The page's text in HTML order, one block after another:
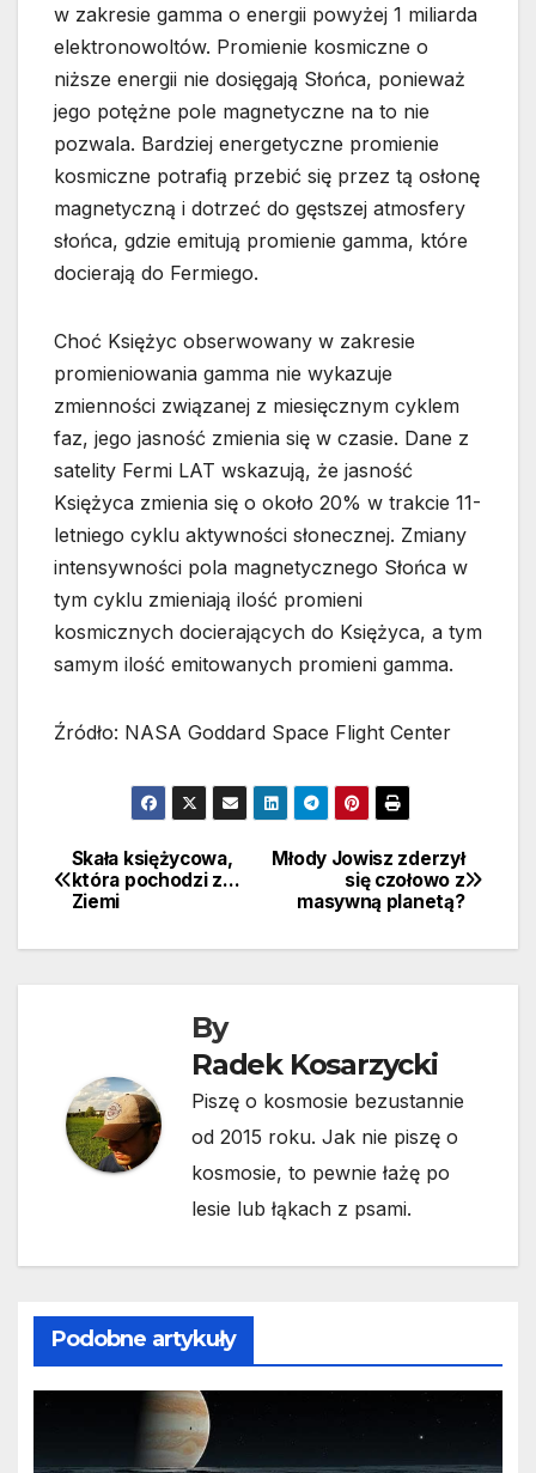
w zakresie gamma o energii powyżej 1 miliarda
elektronowoltów. Promienie kosmiczne o
niższe energii nie dosięgają Słońca, ponieważ
jego potężne pole magnetyczne na to nie
pozwala. Bardziej energetyczne promienie
kosmiczne potrafią przebić się przez tą osłonę
magnetyczną i dotrzeć do gęstszej atmosfery
słońca, gdzie emitują promienie gamma, które
docierają do Fermiego.
Choć Księżyc obserwowany w zakresie
promieniowania gamma nie wykazuje
zmienności związanej z miesięcznym cyklem
faz, jego jasność zmienia się w czasie. Dane z
satelity Fermi LAT wskazują, że jasność
Księżyca zmienia się o około 20% w trakcie 11-
letniego cyklu aktywności słonecznej. Zmiany
intensywności pola magnetycznego Słońca w
tym cyklu zmieniają ilość promieni
kosmicznych docierających do Księżyca, a tym
samym ilość emitowanych promieni gamma.
Źródło: NASA Goddard Space Flight Center
Nawigacja
wpisu
Młody Jowisz zderzył
się czołowo z
masywną planetą?
Skała księżycowa,
która pochodzi z…
Ziemi
By
Radek Kosarzycki
Piszę o kosmosie bezustannie
od 2015 roku. Jak nie piszę o
kosmosie, to pewnie łażę po
lesie lub łąkach z psami.
Podobne artykuły